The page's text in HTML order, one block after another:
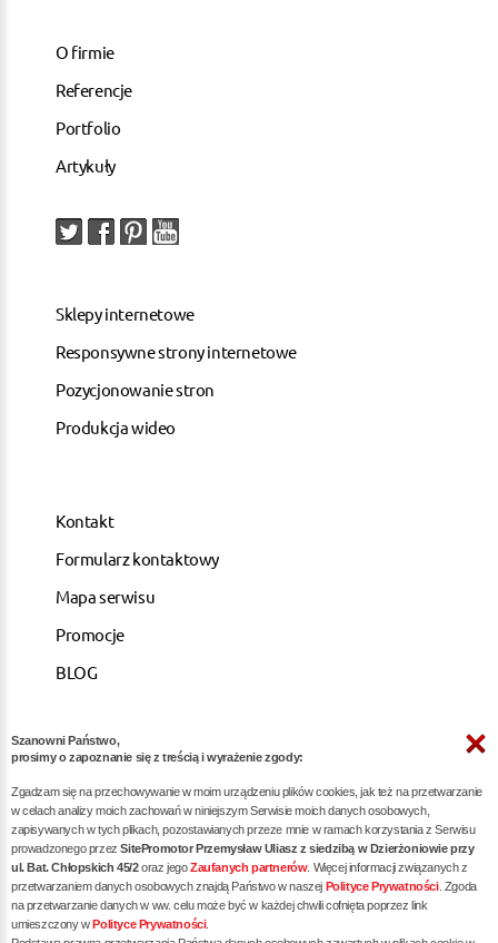
O firmie
Referencje
Portfolio
Artykuły
Sklepy internetowe
Responsywne strony internetowe
Pozycjonowanie stron
Produkcja wideo
Kontakt
Formularz kontaktowy
Mapa serwisu
Promocje
BLOG
ARTYKUŁY
Pozycjonowanie dla kancelarii notarialnych -
skuteczna promocja w internecie
Skuteczne Pozycjonowanie, Marketing internetowy i
Reklama dla Siłowni oraz Trenerów Personalnych
Szanowni Państwo,
prosimy o zapoznanie się z treścią i wyrażenie zgody:
Zgadzam się na przechowywanie w moim urządzeniu plików cookies, jak też na przetwarzanie
w celach analizy moich zachowań w niniejszym Serwisie moich danych osobowych,
zapisywanych w tych plikach, pozostawianych przeze mnie w ramach korzystania z Serwisu
prowadzonego przezSitePromotor Przemysław Uliasz z siedzibą w Dzierżoniowie przy
ul. Bat. Chłopskich 45/2oraz jegoZaufanych partnerów. Więcej informacji związanych z
przetwarzaniem danych osobowych znajdą Państwo w naszej Polityce Prywatności. Zgoda
na przetwarzanie danych w ww. celu może być w każdej chwili cofnięta poprzez link
umieszczony wPolityce Prywatności.